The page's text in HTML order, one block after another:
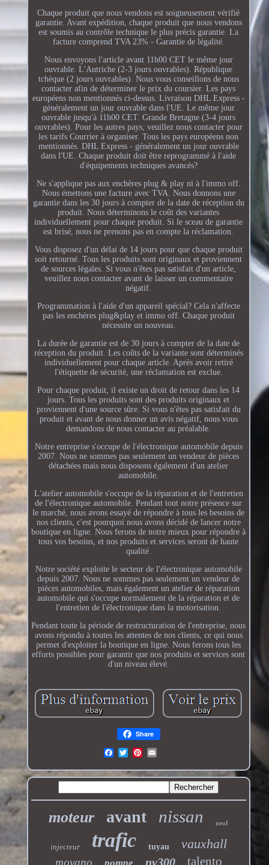
Chaque produit que nous vendons est soigneusement vérifié
garantie. Avant expédition, chaque produit que nous vendons
est soumis au contrôle technique le plus précis garantie. La
facture comprend TVA 23% - Garantie de légalité.
Nous envoyons l'article avant 11h00 CET le même jour
ouvrable. L'Autriche (2-3 jours ouvrables). République
tchèque (2 jours ouvrables). Nous vous conseillons de nous
contacter afin de déterminer le prix du coursier. Les pays
européens non mentionnés ci-dessus. Livraison DHL Express -
généralement un jour ouvrable dans l'UE. Le même jour
ouvrable jusqu'à 11h00 CET. Grande Bretagne (3-4 jours
ouvrables). Pour les autres pays, veuillez nous contacter pour
les tarifs Courrier à organiser. Tous les pays européens non
mentionnés. DHL Express - généralement un jour ouvrable
dans l'UE. Chaque produit doit être reprogrammé à l'aide
d'équipements techniques avancés?
Ne s'applique pas aux enchères plug & play ni à l'immo off.
Nous émettons une facture avec TVA. Nous donnons une
garantie dans les 30 jours à compter de la date de réception du
produit. Nous déterminons le coût des variantes
individuellement pour chaque produit. Si le sceau de garantie
est brisé, nous ne prenons pas en compte la réclamation.
Vous disposez d'un délai de 14 jours pour que chaque produit
soit retourné. Tous les produits sont originaux et proviennent
de sources légales. Si vous n'êtes pas satisfait d'un article,
veuillez nous contacter avant de laisser un commentaire
négatif.
Programmation à l'aide d'un appareil spécial? Cela n'affecte
pas les enchères plug&play et immo off. Chaque produit
nécessite un nouveau.
La durée de garantie est de 30 jours à compter de la date de
réception du produit. Les coûts de la variante sont déterminés
individuellement pour chaque article. Après avoir retiré
l'étiquette de sécurité, une réclamation est exclue.
Pour chaque produit, il existe un droit de retour dans les 14
jours. Tous les produits sont des produits originaux et
proviennent d'une source sûre. Si vous n'êtes pas satisfait du
produit et avant de nous donner un avis négatif, nous vous
demandons de nous contacter au préalable.
Notre entreprise s'occupe de l'électronique automobile depuis
2007. Nous ne sommes pas seulement un vendeur de pièces
détachées mais nous disposons également d'un atelier
automobile.
L'atelier automobile s'occupe de la réparation et de l'entretien
de l'électronique automobile. Pendant tout notre présence sur
le marché, nous avons essayé de répondre à tous les besoins de
nos clients, c'est pourquoi nous avons décidé de lancer notre
boutique en ligne. Nous ferons de notre mieux pour répondre à
tous vos besoins, et nos produits et services seront de haute
qualité.
Notre société exploite le secteur de l'électronique automobile
depuis 2007. Nous ne sommes pas seulement un vendeur de
pièces automobiles, mais également un atelier de réparation
automobile qui s'occupe normalement de la réparation et de
l'entretien de l'électronique dans la motorisation.
Pendant toute la période de restructuration de l'entreprise, nous
avons répondu à toutes les attentes de nos clients, ce qui nous
permet d'exploiter la boutique en ligne. Nous ferons tous les
efforts possibles pour garantir que nos produits et services sont
d'un niveau élevé.
Share
moteur avant nissan neuf
injecteur trafic tuyau vauxhall
movano pompe nv300 talento